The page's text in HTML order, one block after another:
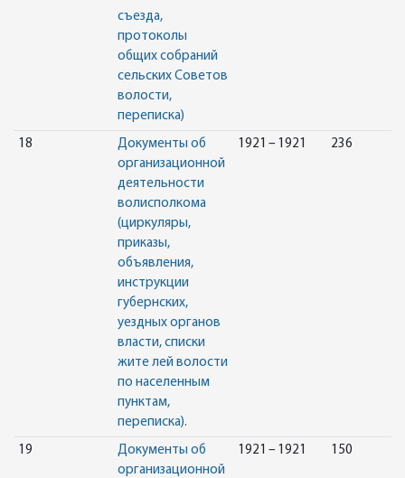
съезда,
протоколы
общих собраний
сельских Советов
волости,
переписка)
18
Документы об
организационной
деятельности
волисполкома
(циркуляры,
приказы,
объявления,
инструкции
губернских,
уездных органов
власти, списки
жите лей волости
по населенным
пунктам,
переписка).
1921 – 1921 236
19
Документы об
организационной
1921 – 1921 150